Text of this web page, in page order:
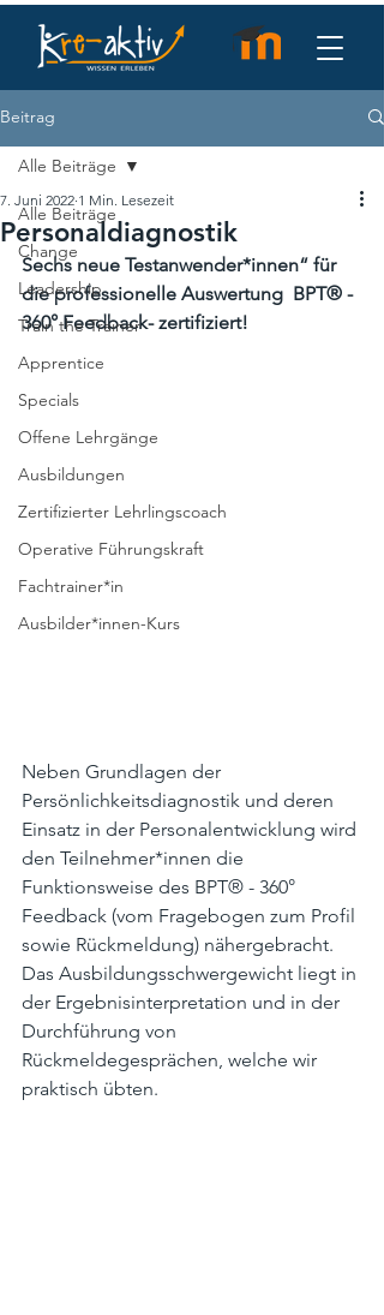
Beitrag
Alle Beiträge
Change
Leadership
Train the Trainer
Apprentice
Specials
Offene Lehrgänge
Ausbildungen
Zertifizierter Lehrlingscoach
Operative Führungskraft
Fachtrainer*in
Ausbilder*innen-Kurs
Alle Beiträge
Personaldiagnostik
7. Juni 2022 1 Min. Lesezeit
Sechs neue Testanwender*innen“ für
die professionelle Auswertung  BPT® -
360° Feedback- zertifiziert!
Neben Grundlagen der
Persönlichkeitsdiagnostik und deren
Einsatz in der Personalentwicklung wird
den Teilnehmer*innen die
Funktionsweise des BPT® - 360°
Feedback (vom Fragebogen zum Profil
sowie Rückmeldung) nähergebracht.
Das Ausbildungsschwergewicht liegt in
der Ergebnisinterpretation und in der
Durchführung von
Rückmeldegesprächen, welche wir
praktisch übten.